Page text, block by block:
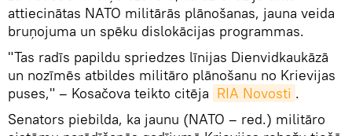
attiecinātas NATO militārās plānošanas, jauna veida
bruņojuma un spēku dislokācijas programmas.
"Tas radīs papildu spriedzes līnijas Dienvidkaukāzā
un nozīmēs atbildes militāro plānošanu no Krievijas
puses," – Kosačova teikto citēja RIA Novosti .
Senators piebilda, ka jaunu (NATO – red.) militāro